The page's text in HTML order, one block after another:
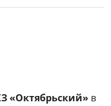
«Октябрьский» в